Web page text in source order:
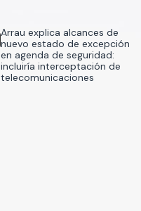
Arrau explica alcances de
nuevo estado de excepción
en agenda de seguridad:
incluiría interceptación de
telecomunicaciones